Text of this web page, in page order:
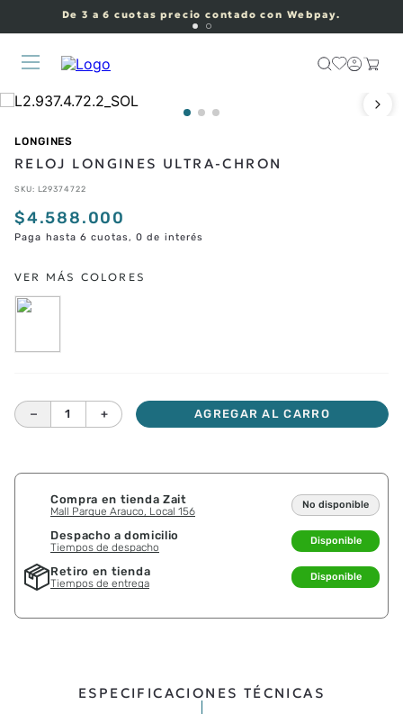
De 3 a 6 cuotas precio contado con Webpay.
LONGINES
RELOJ LONGINES ULTRA‑CHRON
SKU: L29374722
$4.588.000
Paga hasta 6 cuotas, 0 de interés
＋
－ AGREGAR AL CARRO
Compra en tienda Zait
Mall Parque Arauco, Local 156
No disponible
Despacho a domicilio
Tiempos de despacho
Disponible
Retiro en tienda
Tiempos de entrega
Disponible
ESPECIFICACIONES TÉCNICAS